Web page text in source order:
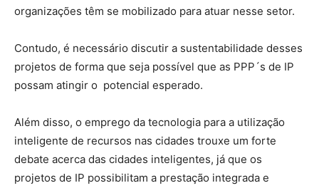
organizações têm se mobilizado para atuar nesse setor.
Contudo, é necessário discutir a sustentabilidade desses
projetos de forma que seja possível que as PPP´s de IP
possam atingir o potencial esperado.
Além disso, o emprego da tecnologia para a utilização
inteligente de recursos nas cidades trouxe um forte
debate acerca das cidades inteligentes, já que os
projetos de IP possibilitam a prestação integrada e